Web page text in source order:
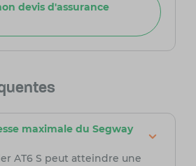
devis d'assurance
maximale du Segway
AT6 S peut atteindre une